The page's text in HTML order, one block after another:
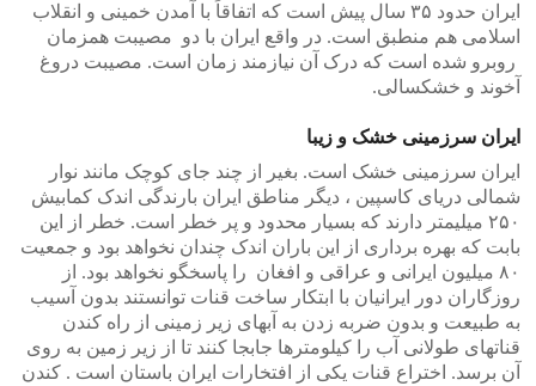
ایران حدود ۳۵ سال پیش است که اتفاقاً با آمدن خمینی و انقلاب
اسلامی هم منطبق است. در واقع ایران با دو مصیبت همزمان
روبرو شده است که درک آن نیازمند زمان است. مصیبت دروغ
آخوند و خشکسالی.
ایران سرزمینی خشک و زیبا
ایران سرزمینی خشک است. بغیر از چند جای کوچک مانند نوار
شمالی دریای کاسپین ، دیگر مناطق ایران بارندگی اندک کمابیش
۲۵۰ میلیمتر دارند که بسیار محدود و پر خطر است. خطر از این
بابت که بهره برداری از این باران اندک چندان نخواهد بود و جمعیت
۸۰ میلیون ایرانی و عراقی و افغان را پاسخگو نخواهد بود. از
روزگاران دور ایرانیان با ابتکار ساخت قنات توانستند بدون آسیب
به طبیعت و بدون ضربه زدن به آبهای زیر زمینی از راه کندن
قناتهای طولانی آب را کیلومترها جابجا کنند تا از زیر زمین به روی
آن برسد. اختراع قنات یکی از افتخارات ایران باستان است . کندن